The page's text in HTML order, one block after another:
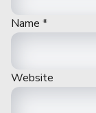
Name *
Website